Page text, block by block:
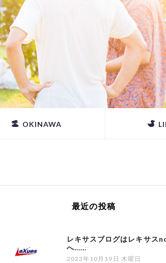
OKINAWA
最近の投稿
レキサスブログはレキサス
へ......
2023年10月19日 木曜日